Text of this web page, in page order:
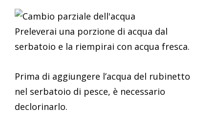
Preleverai una porzione di acqua dal
serbatoio e la riempirai con acqua fresca.
Prima di aggiungere l’acqua del rubinetto
nel serbatoio di pesce, è necessario
declorinarlo.